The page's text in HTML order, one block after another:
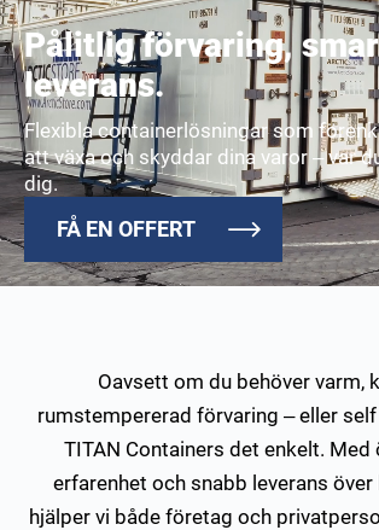
Pålitlig förvaring,
leverans.
Flexibla containerlösningar som
att växa och skyddar dina varor – var
dig.
FÅ EN OFFERT
Oavsett om du behöver varm,
rumstempererad förvaring – eller
TITAN Containers det enkelt. Med
erfarenhet och snabb leverans över
hjälper vi både företag och